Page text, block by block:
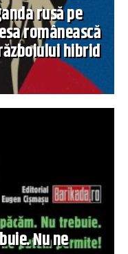
rusă pe
românească
hibrid
Nu ne